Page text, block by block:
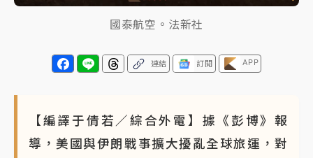
押庭
雨熱區曝
國泰航空。法新社
連結 訂閱 APP
【編譯于倩若／綜合外電】據《彭博》報
導，美國與伊朗戰事擴大擾亂全球旅運，對